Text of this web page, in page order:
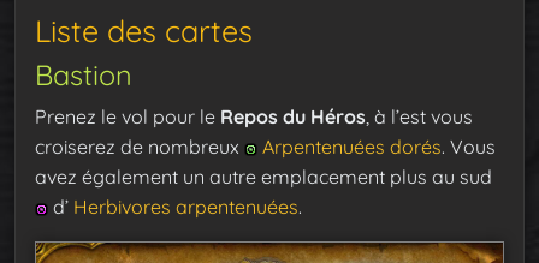
Liste des cartes
Bastion
Prenez le vol pour le Repos du Héros, à l’est vous
croiserez de nombreux
Arpentenuées dorés. Vous
avez également un autre emplacement plus au sud
d’ Herbivores arpentenuées.